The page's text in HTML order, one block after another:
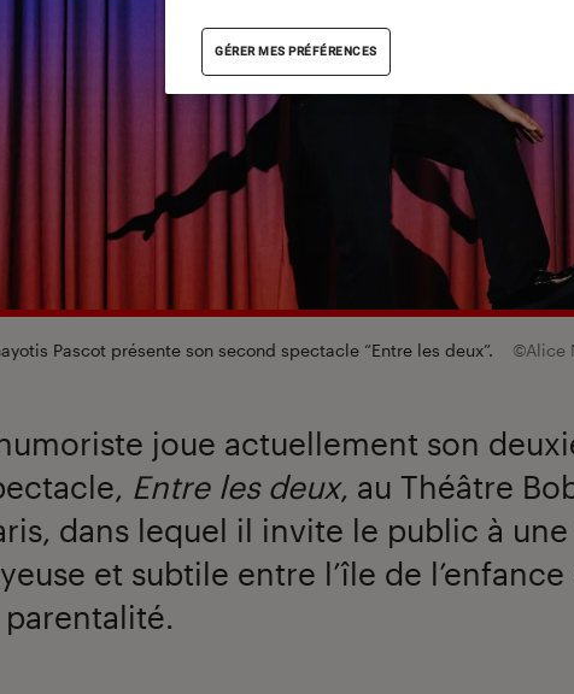
Pascot présente son second spectacle “Entre les deux”. ©Alice
joue actuellement son
Entre les deux, au Théâtre
dans lequel il invite le public à
et subtile entre l’île de
parentalité.
GÉRER MES PRÉFÉRENCES